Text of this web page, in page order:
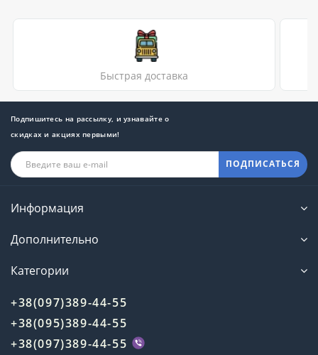
Быстрая доставка
Подпишитесь на рассылку, и узнавайте о
скидках и акциях первыми!
ПОДПИСАТЬСЯ
Информация
Дополнительно
Категории
+38(097)389-44-55
+38(095)389-44-55
+38(097)389-44-55